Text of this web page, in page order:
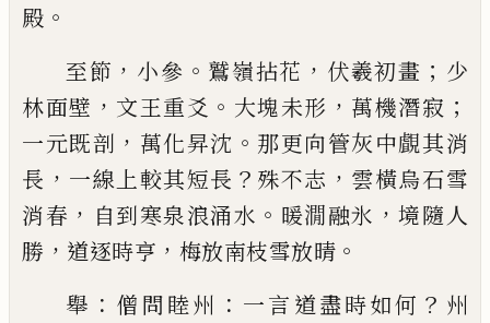
殿 。
至節 ， 小參 。 鷲嶺拈花 ， 伏羲初畫 ； 少
林面壁 ， 文王重爻 。 大塊未形 ， 萬機潛寂 ；
一元既剖 ， 萬化昇沈 。 那更向管灰中覰其消
長 ， 一線上較其短長 ？ 殊不志 ， 雲橫烏石雪
消春 ， 自到寒泉浪涌水 。 暖㵎融氷 ，境隨人
勝 ， 道逐時亨 ， 梅放南枝雪放晴 。
舉 ： 僧問睦州 ： 一言道盡時如何 ？ 州